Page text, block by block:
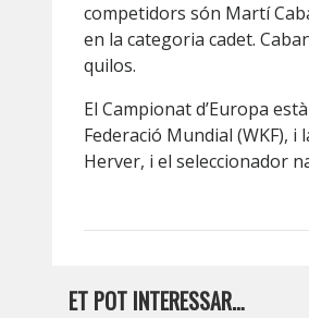
competidors són Martí
en la categoria cadet.
quilos.
El Campionat d’Europa
Federació Mundial (WKF),
Herver, i el seleccionador
ET POT INTERESSAR…